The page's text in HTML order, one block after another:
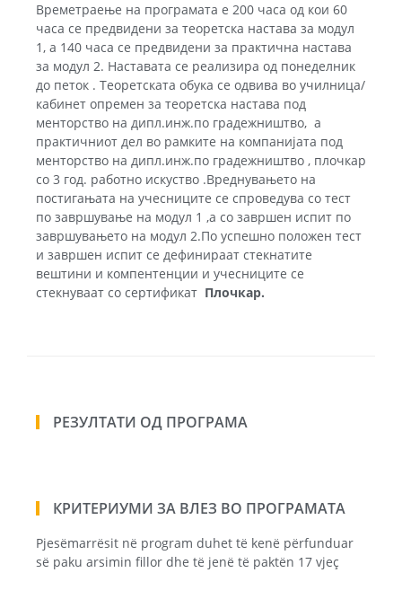
Времетраење на програмата е 200 часа од кои 60
часа се предвидени за теоретска настава за модул
1, а 140 часа се предвидени за практична настава
за модул 2. Наставата се реализира од понеделник
до петок . Теоретската обука се одвива во училница/
кабинет опремен за теоретска настава под
менторство на дипл.инж.по градежништво, а
практичниот дел во рамките на компанијата под
менторство на дипл.инж.по градежништво , плочкар
со 3 год. работно искуство .Вреднувањето на
постигањата на учесниците се спроведува со тест
по завршување на модул 1 ,а со завршен испит по
завршувањето на модул 2.По успешно положен тест
и завршен испит се дефинираат стекнатите
вештини и компентенции и учесниците се
стекнуваат со сертификат Плочкар.
РЕЗУЛТАТИ ОД ПРОГРАМА
КРИТЕРИУМИ ЗА ВЛЕЗ ВО ПРОГРАМАТА
Pjesëmarrësit në program duhet të kenë përfunduar
së paku arsimin fillor dhe të jenë të paktën 17 vjeç